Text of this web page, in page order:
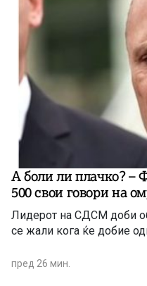
А боли ли плачко? –
500 свои говори на
Лидерот на СДСМ доби
се жали кога ќе добие
пред 26 мин.